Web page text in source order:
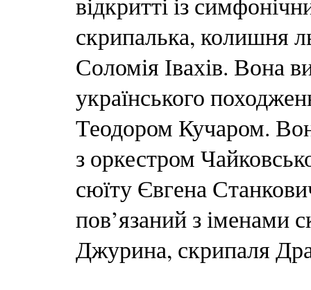
скрипалька, колишня
Соломія Івахів. Вона
українського
Теодором Кучаром.
з оркестром
сюїту Євгена
пов’язаний з іменами
Джурина, скрипаля